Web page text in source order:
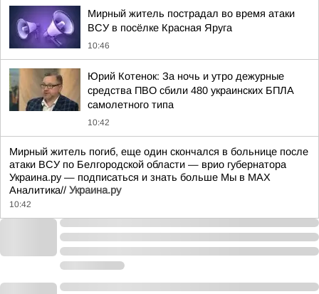
Мирный житель пострадал во время атаки
ВСУ в посёлке Красная Яруга
10:46
Юрий Котенок: За ночь и утро дежурные
средства ПВО сбили 480 украинских БПЛА
самолетного типа
10:42
Мирный житель погиб, еще один скончался в больнице после
атаки ВСУ по Белгородской области — врио губернатора
Украина.ру — подписаться и знать больше Мы в MAX
Аналитика// Украина.ру
10:42